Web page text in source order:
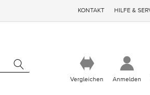
KONTAKT HILFE &
Vergleichen Anmelden